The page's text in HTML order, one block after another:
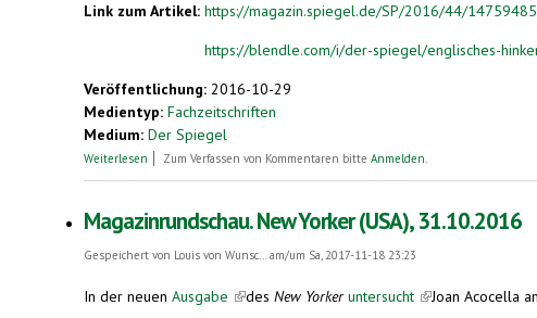
Link zum Artikel: https://magazin.spiegel.de/SP/2016/44/
https://blendle.com/i/der-spiegel/englisches-
Veröffentlichung: 2016-10-29
Medientyp: Fachzeitschriften
Medium: Der Spiegel
Weiterlesen über Englisches Hinken
Zum Verfassen von Kommentaren bitte Anmelden.
Magazinrundschau. New Yorker (USA), 31.10.2016
Gespeichert von Louis von Wunsc...am/um Sa, 2017-11-18 23:23
In der neuen Ausgabe (link is external)
des New Yorkeruntersucht (link is external)
Joan Acocella